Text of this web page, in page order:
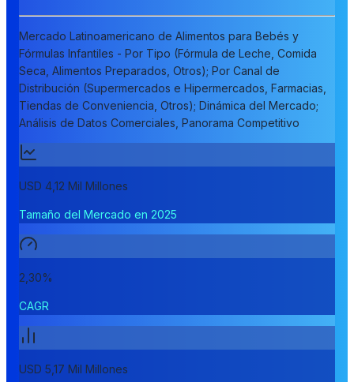
Mercado Latinoamericano de Alimentos para Bebés y
Fórmulas Infantiles - Por Tipo (Fórmula de Leche, Comida
Seca, Alimentos Preparados, Otros); Por Canal de
Distribución (Supermercados e Hipermercados, Farmacias,
Tiendas de Conveniencia, Otros); Dinámica del Mercado;
Análisis de Datos Comerciales, Panorama Competitivo
USD 4,12 Mil Millones
Tamaño del Mercado en 2025
2,30%
CAGR
USD 5,17 Mil Millones